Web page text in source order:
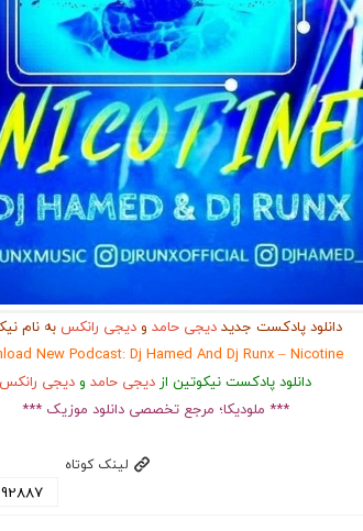
دانلود پادکست جدیددیجی حامد ودیجی رانکس به نام
New Podcast: Dj Hamed And Dj Runx – Nicotine
دانلود پادکست نیکوتین از دیجی حامدودیجی رانکس
*** ملودیکا؛ مرجع تخصصی دانلود موزیک ***
لینک کوتاه